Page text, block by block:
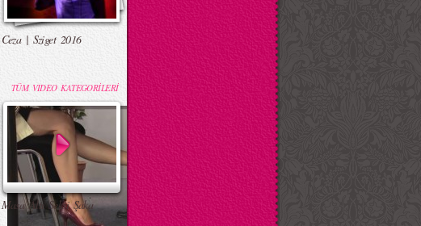
Ceza | Sziget 2016
TÜM VIDEO KATEGORİLERİ
Masa Altı Seksi Şaka